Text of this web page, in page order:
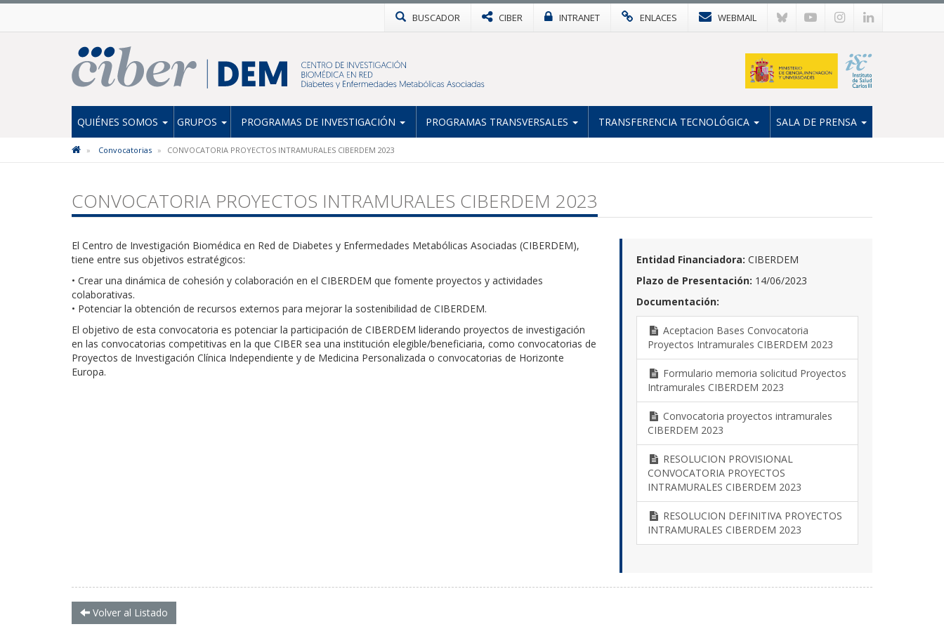
BUSCADOR CIBER INTRANET ENLACES WEBMAIL
QUIÉNES SOMOS GRUPOS PROGRAMAS DE INVESTIGACIÓN PROGRAMAS TRANSVERSALES TRANSFERENCIA TECNOLÓGICA SALA DE PRENSA
Convocatorias CONVOCATORIA PROYECTOS INTRAMURALES CIBERDEM 2023
CONVOCATORIA PROYECTOS INTRAMURALES CIBERDEM 2023
El Centro de Investigación Biomédica en Red de Diabetes y Enfermedades Metabólicas Asociadas (CIBERDEM),
tiene entre sus objetivos estratégicos:
• Crear una dinámica de cohesión y colaboración en el CIBERDEM que fomente proyectos y actividades
colaborativas.
• Potenciar la obtención de recursos externos para mejorar la sostenibilidad de CIBERDEM.
El objetivo de esta convocatoria es potenciar la participación de CIBERDEM liderando proyectos de investigación
en las convocatorias competitivas en la que CIBER sea una institución elegible/beneficiaria, como convocatorias de
Proyectos de Investigación Clínica Independiente y de Medicina Personalizada o convocatorias de Horizonte
Europa.
Entidad Financiadora: CIBERDEM
Plazo de Presentación: 14/06/2023
Documentación:
Aceptacion Bases Convocatoria
Proyectos Intramurales CIBERDEM 2023
Formulario memoria solicitud Proyectos
Intramurales CIBERDEM 2023
Convocatoria proyectos intramurales
CIBERDEM 2023
RESOLUCION PROVISIONAL
CONVOCATORIA PROYECTOS
INTRAMURALES CIBERDEM 2023
RESOLUCION DEFINITIVA PROYECTOS
INTRAMURALES CIBERDEM 2023
Volver al Listado